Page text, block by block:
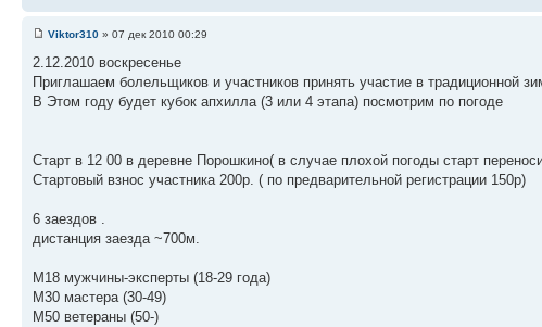
Viktor310 » 07 дек 2010 00:29
2.12.2010 воскресенье
Приглашаем болельщиков и участников принять участие в традиционной
В Этом году будет кубок апхилла (3 или 4 этапа) посмотрим по погоде
Старт в 12 00 в деревне Порошкино( в случае плохой погоды старт
Стартовый взнос участника 200р. ( по предварительной регистрации 150р)
6 заездов .
дистанция заезда ~700м.
М18 мужчины-эксперты (18-29 года)
М30 мастера (30-49)
M50 ветераны (50-)